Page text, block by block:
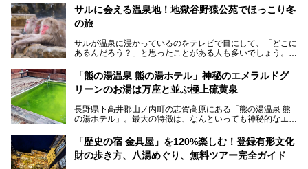
サルに会える温泉地！地獄谷野猿公苑でほっこり冬
の旅
サルが温泉に浸かっているのをテレビで目にして、「どこに
あるんだろう？」と思ったことがある人も多いでしょう。
この微笑ましい光景は、長野県にある「地獄谷野猿公苑」で
見られるもので、野生のサルが雪景色の中で温泉に浸かる姿
を間近で観察できます。
本記事では、地獄谷野猿公苑の魅力や見どころ、サルと温泉
との関係性、地獄谷周辺の観光スポットについて紹介しま
ので、野生のサルを観察する貴重な自然体験と温泉をあわせ
て楽しみたい人は、ぜひ参考にしてください。
「熊の湯温泉 熊の湯ホテル」神秘のエメラルドグ
リーンのお湯は万座と並ぶ極上硫黄泉
長野県下高井郡山ノ内町の志賀高原にある「熊の湯温泉 熊
の湯ホテル」。最大の特徴は、なんといっても神秘的なエメ
リピートするファンも多い温泉です。冬はスキーと一緒に楽
しみたい極上の温泉を紹介します。
「歴史の宿 金具屋」を120%楽しむ！登録有形文化
財の歩き方、八湯めぐり、無料ツアー完全ガイド